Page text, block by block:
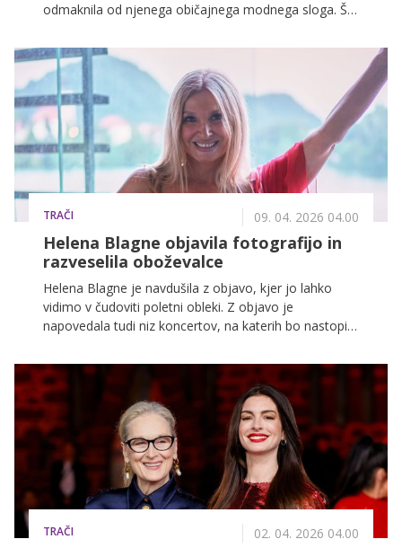
odmaknila od njenega običajnega modnega sloga. Šlo
pričakovali od Lady Gaga kot pa od vedno uglajene
Anne Hathaway.
TRAČI 09. 04. 2026 04.00
Helena Blagne objavila fotografijo in
razveselila oboževalce
Helena Blagne je navdušila z objavo, kjer jo lahko
vidimo v čudoviti poletni obleki. Z objavo je
napovedala tudi niz koncertov, na katerih bo nastopila
TRAČI 02. 04. 2026 04.00